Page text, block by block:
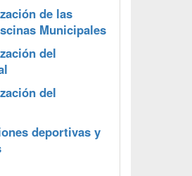
de las
Municipales
del
del
deportivas y